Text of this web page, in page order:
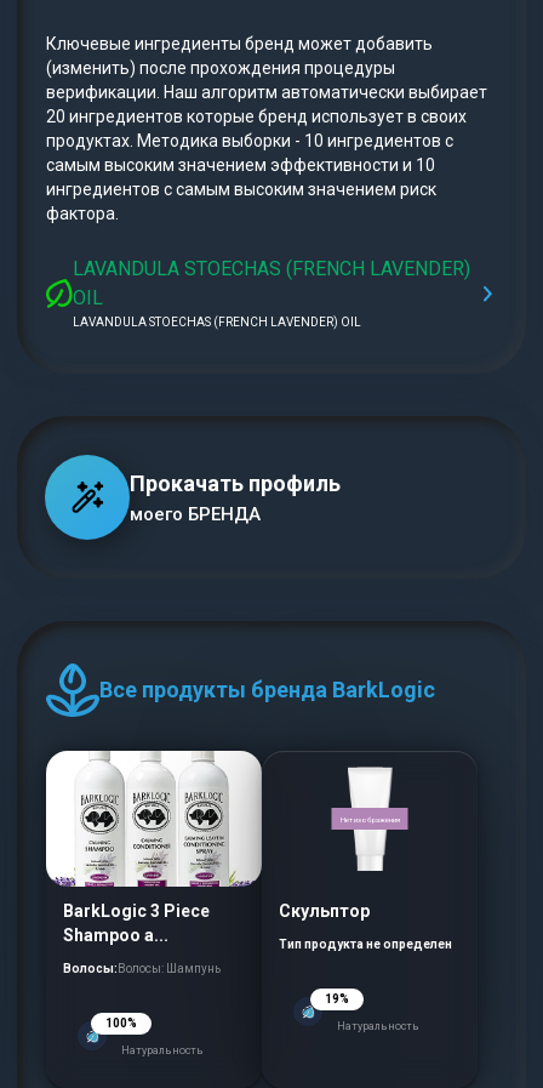
Ключевые ингредиенты бренд может добавить
(изменить) после прохождения процедуры
верификации. Наш алгоритм автоматически выбирает
20 ингредиентов которые бренд использует в своих
продуктах. Методика выборки - 10 ингредиентов с
самым высоким значением эффективности и 10
ингредиентов с самым высоким значением риск
фактора.
LAVANDULA STOECHAS (FRENCH LAVENDER)
OIL
LAVANDULA STOECHAS (FRENCH LAVENDER) OIL
Прокачать профиль
моего БРЕНДА
Все продукты бренда BarkLogic
BarkLogic 3 Piece
Shampoo a...
Волосы: Волосы: Шампунь
100%
Натуральность
Нет изображения
Скульптор
Тип продукта не определен
19%
Натуральность